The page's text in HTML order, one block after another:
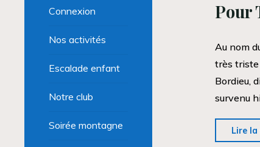
Pour
Au nom
très triste
Bordieu,
survenu
Lire
Connexion
Nos activités
Escalade enfant
Notre club
Soirée montagne